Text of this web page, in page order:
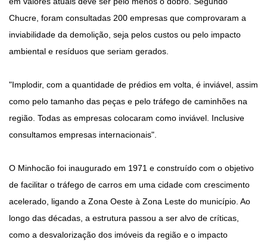
Chucre, foram consultadas 200 empresas que comprovaram a
inviabilidade da demolição, seja pelos custos ou pelo impacto
ambiental e resíduos que seriam gerados.
"Implodir, com a quantidade de prédios em volta, é inviável, assim
como pelo tamanho das peças e pelo tráfego de caminhões na
região. Todas as empresas colocaram como inviável. Inclusive
consultamos empresas internacionais".
O Minhocão foi inaugurado em 1971 e construído com o objetivo
de facilitar o tráfego de carros em uma cidade com crescimento
acelerado, ligando a Zona Oeste à Zona Leste do município. Ao
longo das décadas, a estrutura passou a ser alvo de críticas,
como a desvalorização dos imóveis da região e o impacto